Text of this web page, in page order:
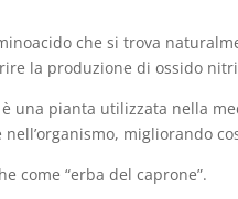
che si trova
la produzione di ossido
una pianta utilizzata nella
migliorando
come “erba del caprone”.